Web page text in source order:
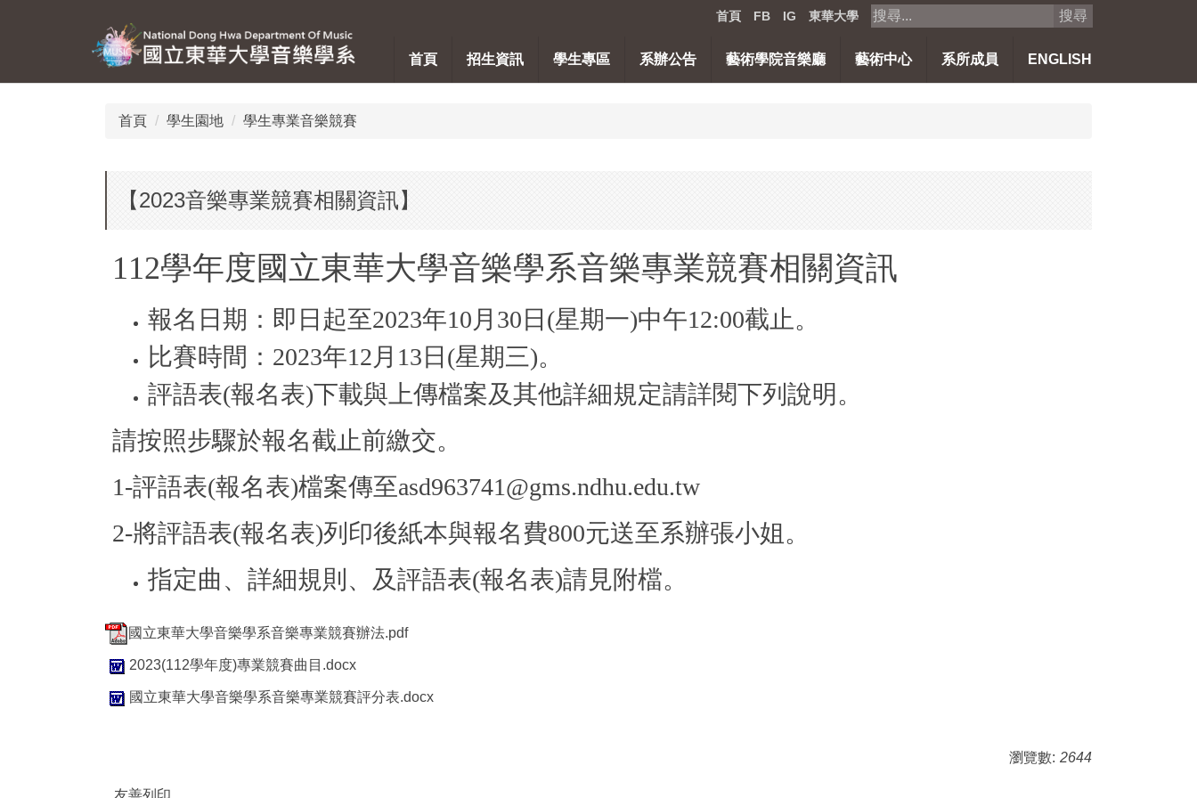
首頁 FB IG 東華大學 搜尋
首頁 招生資訊 學生專區 系辦公告 藝術學院音樂廳 藝術中心 系所成員 ENGLISH
首頁 學生園地 學生專業音樂競賽
【2023音樂專業競賽相關資訊】
112學年度國立東華大學音樂學系音樂專業競賽相關資訊
報名日期：即日起至2023年10月30日(星期一)中午12:00截止。
比賽時間：2023年12月13日(星期三)。
評語表(報名表)下載與上傳檔案及其他詳細規定請詳閱下列說明。
請按照步驟於報名截止前繳交。
1-評語表(報名表)檔案傳至asd963741@gms.ndhu.edu.tw
2-將評語表(報名表)列印後紙本與報名費800元送至系辦張小姐。
指定曲、詳細規則、及評語表(報名表)請見附檔。
國立東華大學音樂學系音樂專業競賽辦法.pdf
2023(112學年度)專業競賽曲目.docx
國立東華大學音樂學系音樂專業競賽評分表.docx
瀏覽數: 2644
友善列印